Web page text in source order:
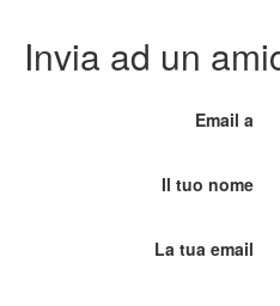
Invia ad un
Email a
Il tuo nome
La tua email